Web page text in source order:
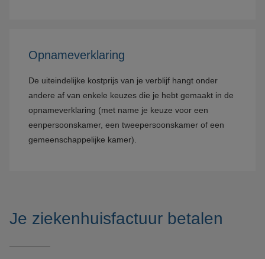
Opnameverklaring
De uiteindelijke kostprijs van je verblijf hangt onder
andere af van enkele keuzes die je hebt gemaakt in de
opnameverklaring (met name je keuze voor een
eenpersoonskamer, een tweepersoonskamer of een
gemeenschappelijke kamer).
Je ziekenhuisfactuur betalen